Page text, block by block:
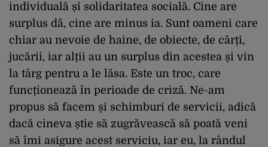
individuală și solidaritatea socială. Cine are
surplus dă, cine are minus ia. Sunt oameni care
chiar au nevoie de haine, de obiecte, de cărți,
jucării, iar alții au un surplus din acestea și vin
la târg pentru a le lăsa. Este un troc, care
funcționează în perioade de criză. Ne-am
propus să facem și schimburi de servicii, adică
dacă cineva știe să zugrăvească să poată veni
să îmi asigure acest serviciu, iar eu, la rândul